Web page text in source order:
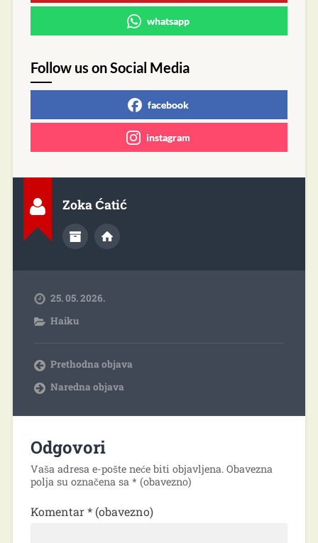
whatsapp
Follow us on Social Media
facebook
instagram
Zoka Ćatić
25. 05. 2026.
Haiku
Prethodna objava
Naredna objava
Odgovori
Vaša adresa e-pošte neće biti objavljena. Obavezna
polja su označena sa * (obavezno)
Komentar* (obavezno)